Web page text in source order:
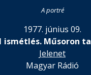
A portré
1977. június 09.
ismétlés. Műsoron
Jelenet
Magyar Rádió